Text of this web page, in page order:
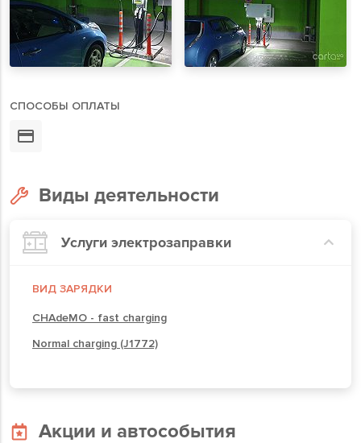
СПОСОБЫ ОПЛАТЫ
Виды деятельности
Услуги электрозаправки
ВИД ЗАРЯДКИ
CHAdeMO - fast charging
Normal charging (J1772)
Акции и автособытия